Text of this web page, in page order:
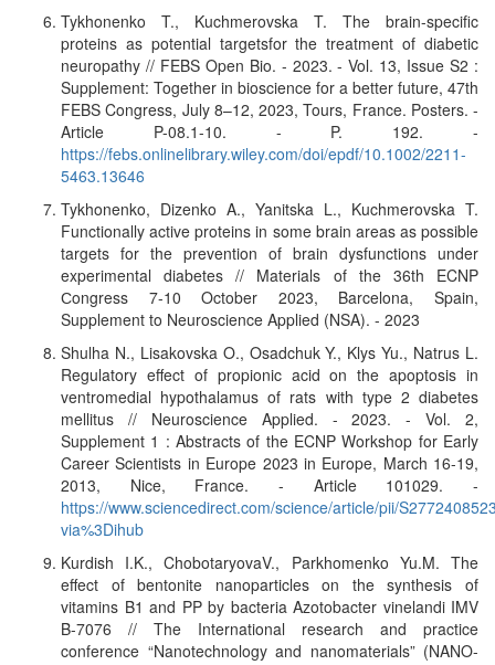
Tykhonenko T., Kuchmerovska T. The brain-specific
proteins as potential targetsfor the treatment of diabetic
neuropathy // FEBS Open Bio. - 2023. - Vol. 13, Issue S2 :
Supplement: Together in bioscience for a better future, 47th
FEBS Congress, July 8–12, 2023, Tours, France. Posters. -
Article P-08.1-10. - P. 192. -
https://febs.onlinelibrary.wiley.com/doi/epdf/10.1002/2211-
5463.13646
Tykhonenko, Dizenko A., Yanitska L., Kuchmerovska T.
Functionally active proteins in some brain areas as possible
targets for the prevention of brain dysfunctions under
experimental diabetes // Materials of the 36th ECNP
Сongress 7-10 October 2023, Barcelona, Spain,
Supplement to Neuroscience Applied (NSA). - 2023
Shulha N., Lisakovska O., Osadchuk Y., Klys Yu., Natrus L.
Regulatory effect of propionic acid on the apoptosis in
ventromedial hypothalamus of rats with type 2 diabetes
mellitus // Neuroscience Applied. - 2023. - Vol. 2,
Supplement 1 : Abstracts of the ECNP Workshop for Early
Career Scientists in Europe 2023 in Europe, March 16-19,
2013, Nice, France. - Article 101029. -
https://www.sciencedirect.com/science/article/pii/
via%3Dihub
Kurdish I.K., ChobotaryovaV., Parkhomenko Yu.M. The
effect of bentonite nanoparticles on the synthesis of
vitamins B1 and PP by bacteria Azotobacter vinelandi IMV
B-7076 // The International research and practice
conference “Nanotechnology and nanomaterials” (NANO-